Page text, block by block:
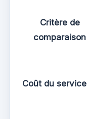
Critère de
comparaison
Coût du service